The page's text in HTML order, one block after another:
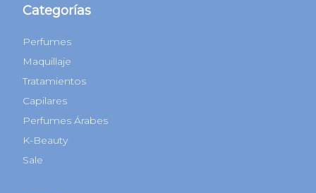
Categorías
Perfumes
Maquillaje
Tratamientos
Capilares
Perfumes Árabes
K-Beauty
Sale